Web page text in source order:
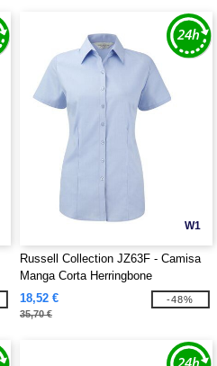
W1
Russell Collection JZ63F - Camisa
Manga Corta Herringbone
18,52 €
35,70 €
-48%